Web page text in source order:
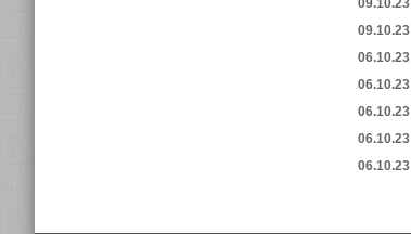
09.10.23
09.10.23
06.10.23
06.10.23
06.10.23
06.10.23
06.10.23